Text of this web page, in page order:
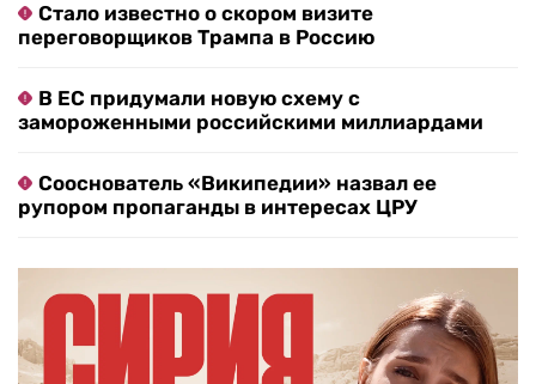
Стало известно о скором визите
переговорщиков Трампа в Россию
В ЕС придумали новую схему с
замороженными российскими миллиардами
Сооснователь «Википедии» назвал ее
рупором пропаганды в интересах ЦРУ